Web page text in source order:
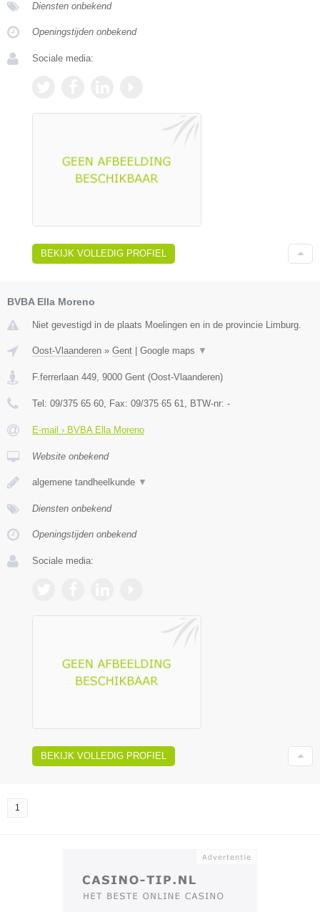
Diensten onbekend
Openingstijden onbekend
Sociale media:
BEKIJK VOLLEDIG PROFIEL
BVBA Ella Moreno
Niet gevestigd in de plaats Moelingen en in de provincie Limburg.
Oost-Vlaanderen » Gent Google maps ▼
F.ferrerlaan 449, 9000 Gent (Oost-Vlaanderen)
Tel: 09/375 65 60, Fax: 09/375 65 61, BTW-nr: -
E-mail › BVBA Ella Moreno
Website onbekend
algemene tandheelkunde ▼
Diensten onbekend
Openingstijden onbekend
Sociale media:
BEKIJK VOLLEDIG PROFIEL
1